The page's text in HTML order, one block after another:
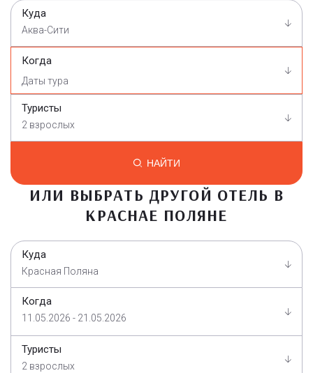
Куда
Аква-Сити
Когда
Туристы
2 взрослых
НАЙТИ
ИЛИ ВЫБРАТЬ ДРУГОЙ ОТЕЛЬ В
КРАСНАЕ ПОЛЯНЕ
Куда
Красная Поляна
Когда
11.05.2026 - 21.05.2026
Туристы
2 взрослых